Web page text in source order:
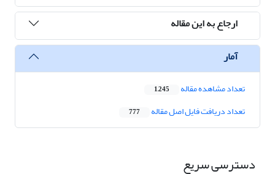
ارجاع به این مقاله
آمار
تعداد مشاهده مقاله 1,245
تعداد دریافت فایل اصل مقاله 777
دسترسی سریع